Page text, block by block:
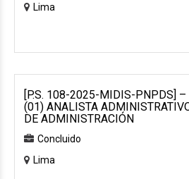
Lima
[P.S. 108-2025-MIDIS-PNPDS] –
(01) ANALISTA
DE ADMINISTRACIÓN
Concluido
Lima